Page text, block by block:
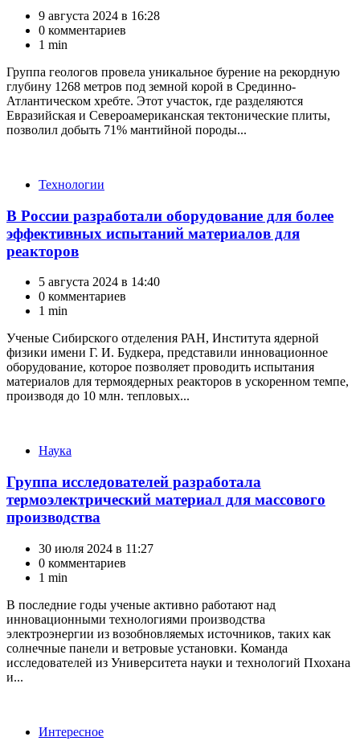
9 августа 2024 в 16:28
0 комментариев
1 min
Группа геологов провела уникальное бурение на рекордную
глубину 1268 метров под земной корой в Срединно-
Атлантическом хребте. Этот участок, где разделяются
Евразийская и Североамериканская тектонические плиты,
позволил добыть 71% мантийной породы...
КатегорииТехнологии
В России разработали оборудование для более
эффективных испытаний материалов для
реакторов
5 августа 2024 в 14:40
0 комментариев
1 min
Ученые Сибирского отделения РАН, Института ядерной
физики имени Г. И. Будкера, представили инновационное
оборудование, которое позволяет проводить испытания
материалов для термоядерных реакторов в ускоренном темпе,
производя до 10 млн. тепловых...
Категории
Наука
Группа исследователей разработала
термоэлектрический материал для массового
производства
30 июля 2024 в 11:27
0 комментариев
1 min
В последние годы ученые активно работают над
инновационными технологиями производства
электроэнергии из возобновляемых источников, таких как
солнечные панели и ветровые установки. Команда
исследователей из Университета науки и технологий Пхохана
и...
КатегорииИнтересное